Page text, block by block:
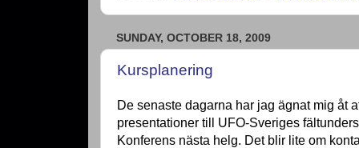
SUNDAY, OCTOBER 18, 2009
Kursplanering
De senaste dagarna har jag ägnat mig åt
presentationer till UFO-Sveriges
Konferens nästa helg. Det blir lite om